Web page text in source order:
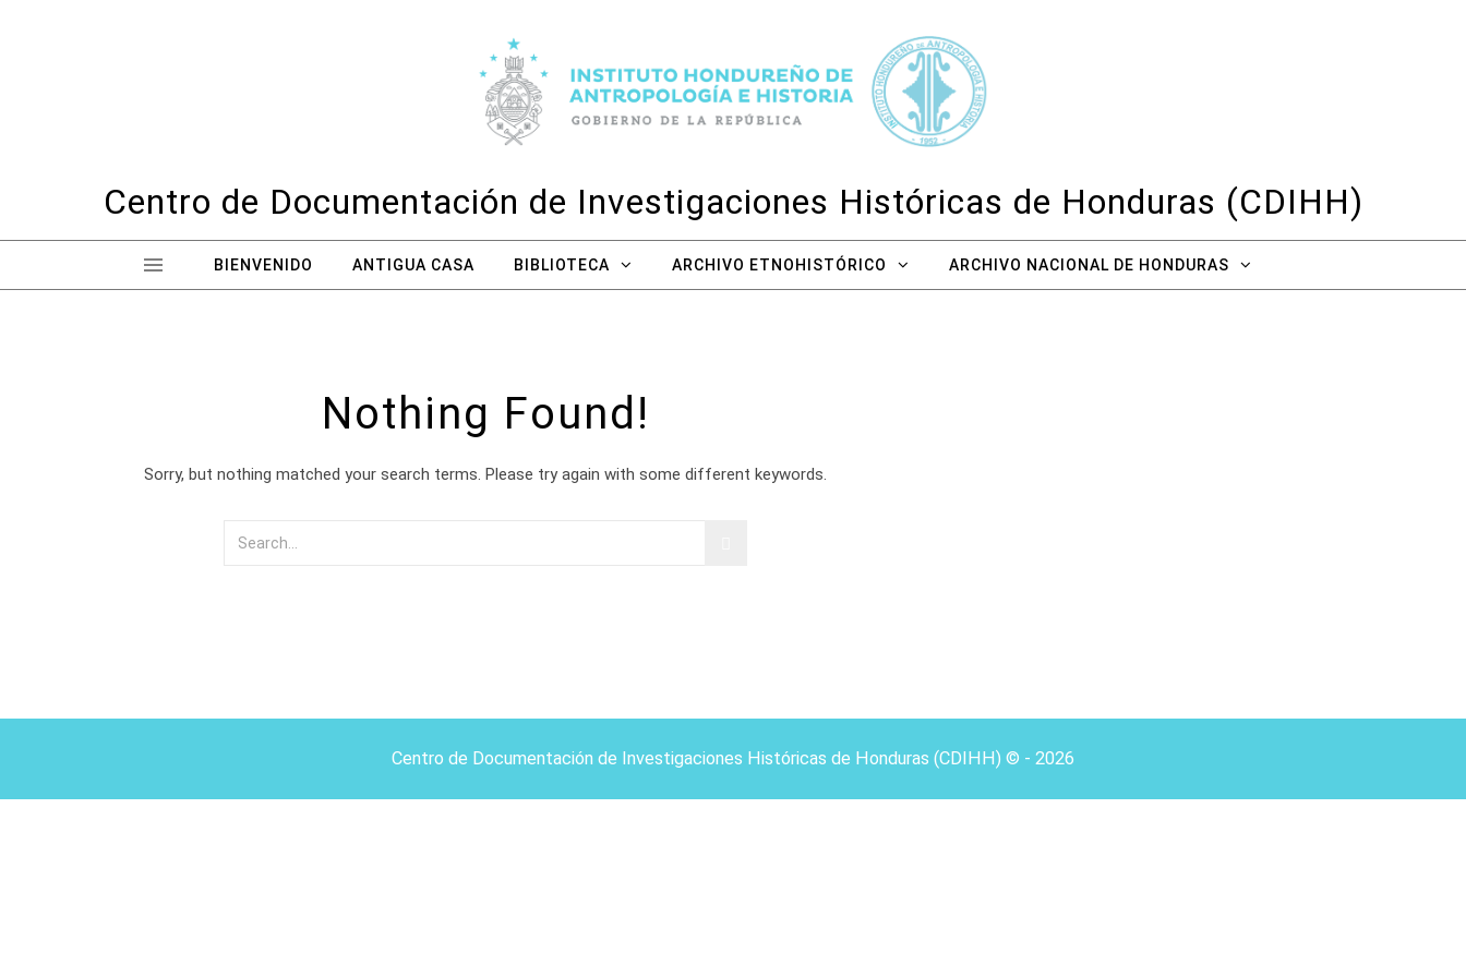
Centro de Documentación de Investigaciones Históricas de Honduras (CDIHH)
BIENVENIDO ANTIGUA CASA BIBLIOTECA ARCHIVO ETNOHISTÓRICO ARCHIVO NACIONAL DE HONDURAS
Nothing Found!
Sorry, but nothing matched your search terms. Please try again with some different keywords.
Centro de Documentación de Investigaciones Históricas de Honduras (CDIHH) © - 2026